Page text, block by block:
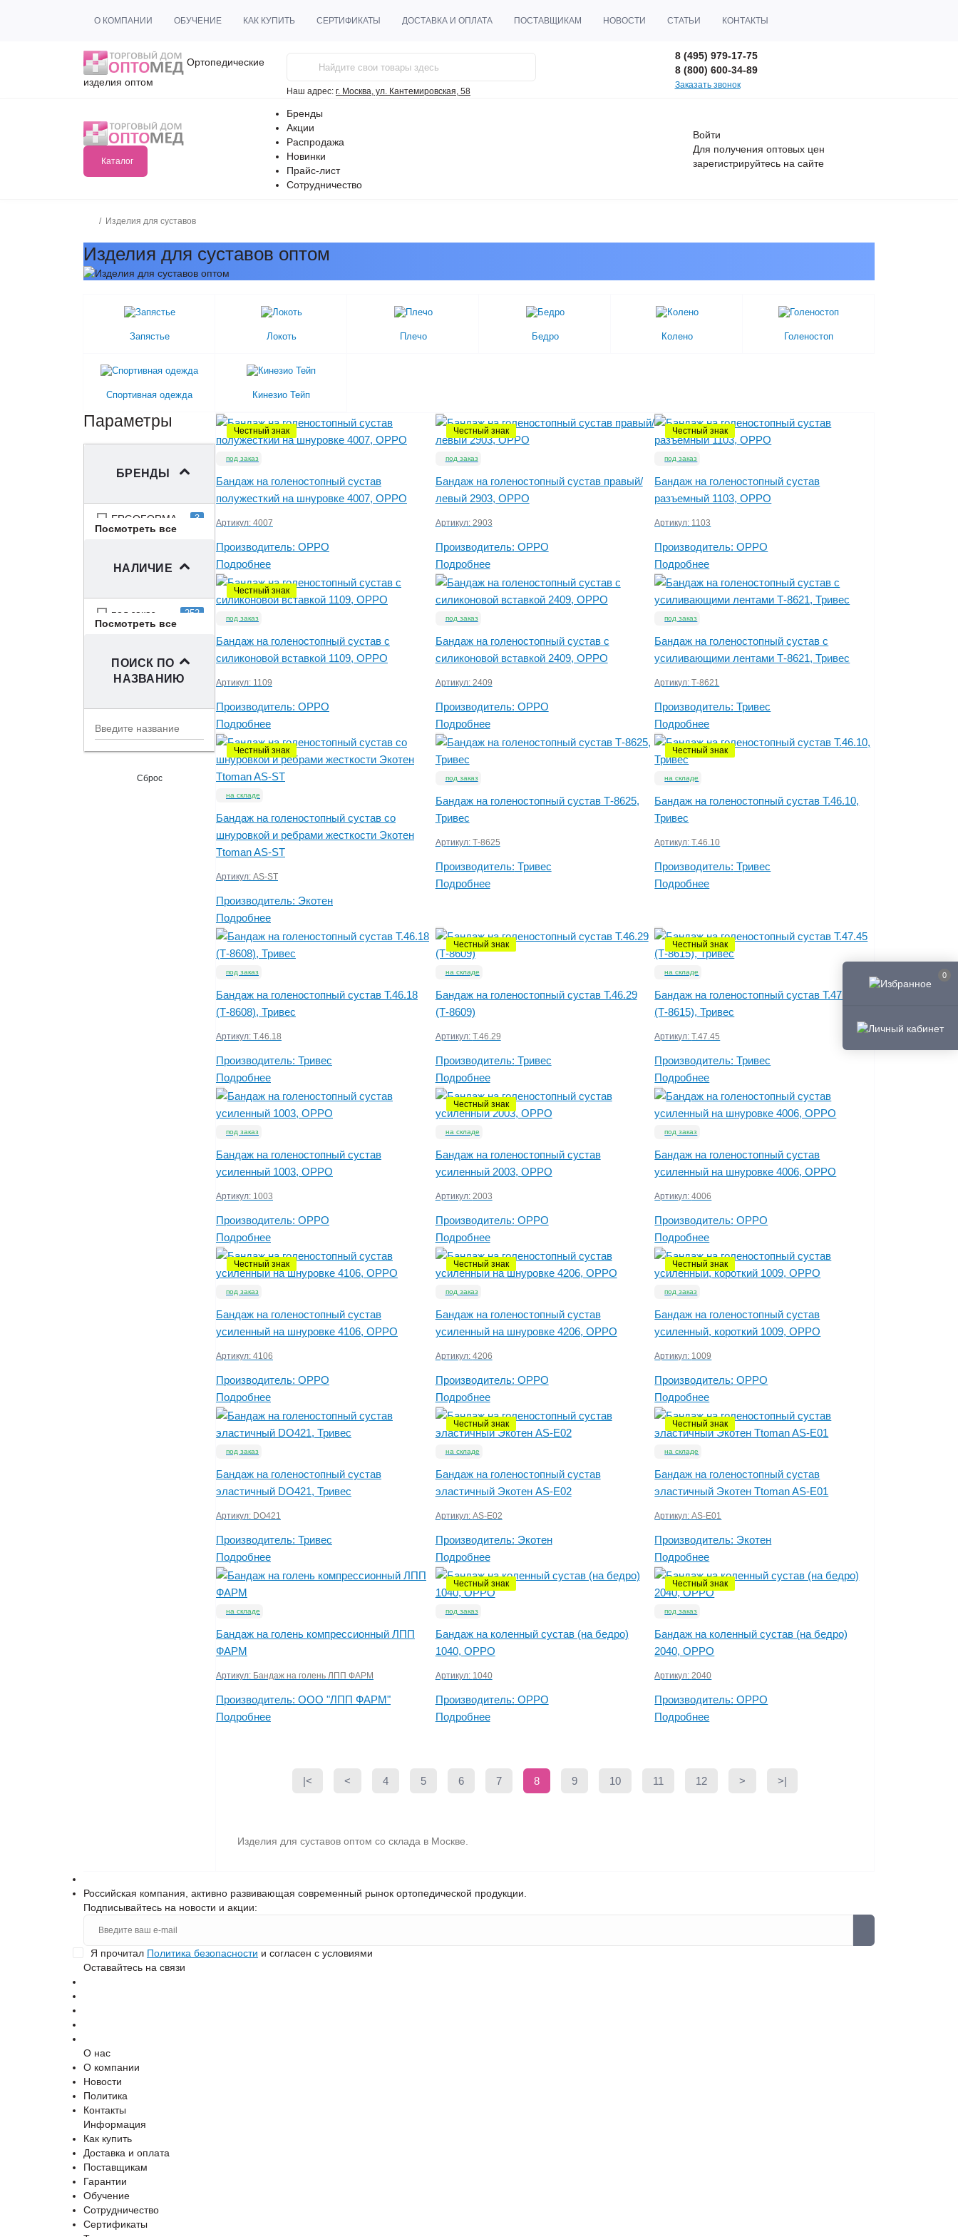
0
О КОМПАНИИ ОБУЧЕНИЕ КАК КУПИТЬ СЕРТИФИКАТЫ ДОСТАВКА И ОПЛАТА ПОСТАВЩИКАМ НОВОСТИ СТАТЬИ КОНТАКТЫ
Ортопедические
изделия оптом
Наш адрес: г. Москва, ул. Кантемировская, 58
8 (495) 979-17-75
8 (800) 600-34-89
Заказать звонок
Каталог
Бренды
Акции
Распродажа
Новинки
Прайс-лист
Сотрудничество
Войти
Для получения оптовых цен
зарегистрируйтесь на сайте
Изделия для суставов
Изделия для суставов оптом
Запястье Локоть Плечо Бедро Колено Голеностоп
Спортивная одежда Кинезио Тейп
Параметры
БРЕНДЫ
ERGOFORMA 3
Ergodynamic
OPPO
ORTO 37
Otto Bock
Комф-Орт
ООО "ЛПП
Тривес 50
Посмотреть все
НАЛИЧИЕ
под заказ 252
на складе
производства
выведено из
снято с
производства
Посмотреть все
ПОИСК ПО
НАЗВАНИЮ
Сброс
Честный знак
под заказ
Бандаж на голеностопный сустав
полужесткий на шнуровке 4007, OPPO
Артикул: 4007
Производитель: OPPO
Подробнее
Честный знак
под заказ
Бандаж на голеностопный сустав правый/
левый 2903, OPPO
Артикул: 2903
Производитель: OPPO
Подробнее
Честный знак
под заказ
Бандаж на голеностопный сустав
разъемный 1103, OPPO
Артикул: 1103
Производитель: OPPO
Подробнее
Честный знак
под заказ
Бандаж на голеностопный сустав с
силиконовой вставкой 1109, OPPO
Артикул: 1109
Производитель: OPPO
Подробнее
под заказ
Бандаж на голеностопный сустав с
силиконовой вставкой 2409, OPPO
Артикул: 2409
Производитель: OPPO
Подробнее
под заказ
Бандаж на голеностопный сустав с
усиливающими лентами Т-8621, Тривес
Артикул:Т-8621
Производитель: Тривес
Подробнее
Честный знак
на складе
Бандаж на голеностопный сустав со
шнуровкой и ребрами жесткости Экотен
Ttoman AS-ST
Артикул: AS-ST
Производитель: Экотен
Подробнее
под заказ
Бандаж на голеностопный сустав Т-8625,
Тривес
Артикул: Т-8625
Производитель: Тривес
Подробнее
Честный знак
на складе
Бандаж на голеностопный сустав Т.46.10,
Тривес
Артикул:Т.46.10
Производитель: Тривес
Подробнее
под заказ
Бандаж на голеностопный сустав Т.46.18
(Т-8608), Тривес
Артикул: Т.46.18
Производитель: Тривес
Подробнее
Честный знак
на складе
Бандаж на голеностопный сустав Т.46.29
(Т-8609)
Артикул: Т.46.29
Производитель: Тривес
Подробнее
Честный знак
на складе
Бандаж на голеностопный сустав Т.47.45
(Т-8615), Тривес
Артикул:Т.47.45
Производитель: Тривес
Подробнее
под заказ
Бандаж на голеностопный сустав
усиленный 1003, OPPO
Артикул: 1003
Производитель: OPPO
Подробнее
Честный знак
на складе
Бандаж на голеностопный сустав
усиленный 2003, OPPO
Артикул: 2003
Производитель: OPPO
Подробнее
под заказ
Бандаж на голеностопный сустав
усиленный на шнуровке 4006, OPPO
Артикул:4006
Производитель: OPPO
Подробнее
Честный знак
под заказ
Бандаж на голеностопный сустав
усиленный на шнуровке 4106, OPPO
Артикул: 4106
Производитель: OPPO
Подробнее
Честный знак
под заказ
Бандаж на голеностопный сустав
усиленный на шнуровке 4206, OPPO
Артикул: 4206
Производитель: OPPO
Подробнее
Честный знак
под заказ
Бандаж на голеностопный сустав
усиленный, короткий 1009, OPPO
Артикул: 1009
Производитель: OPPO
Подробнее
под заказ
Бандаж на голеностопный сустав
эластичный DO421, Тривес
Артикул: DO421
Производитель: Тривес
Подробнее
Честный знак
на складе
Бандаж на голеностопный сустав
эластичный Экотен AS-E02
Артикул: AS-E02
Производитель: Экотен
Подробнее
Честный знак
на складе
Бандаж на голеностопный сустав
эластичный Экотен Ttoman AS-E01
Артикул:AS-E01
Производитель: Экотен
Подробнее
на складе
Бандаж на голень компрессионный ЛПП
ФАРМ
Артикул: Бандаж на голень ЛПП ФАРМ
Производитель: ООО "ЛПП ФАРМ"
Подробнее
Честный знак
под заказ
Бандаж на коленный сустав (на бедро)
1040, OPPO
Артикул: 1040
Производитель: OPPO
Подробнее
Честный знак
под заказ
Бандаж на коленный сустав (на бедро)
2040, OPPO
Артикул:2040
Производитель: OPPO
Подробнее
|< < 4 5 6 7 8 9 10 11 12 > >|
Изделия для суставов оптом со склада в Москве.
Российская компания, активно развивающая современный рынок ортопедической продукции.
Подписывайтесь на новости и акции:
Я прочитал Политика безопасности и согласен с условиями
Оставайтесь на связи
О нас
О компании
Новости
Политика
Контакты
Информация
Как купить
Доставка и оплата
Поставщикам
Гарантии
Обучение
Сотрудничество
Сертификаты